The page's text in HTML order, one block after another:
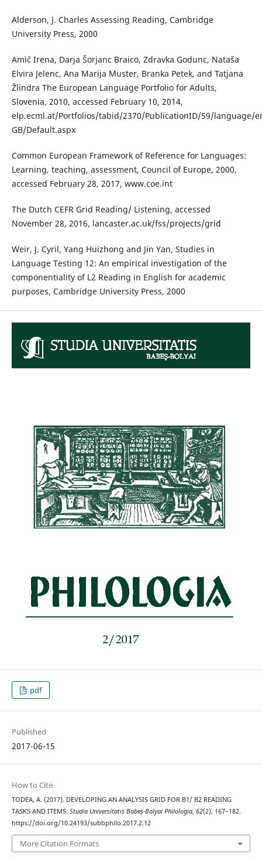
Alderson, J. Charles Assessing Reading, Cambridge
University Press, 2000
Amič Irena, Darja Šorjanc Braico, Zdravka Godunc, Nataša
Elvira Jelenc, Ana Marija Muster, Branka Petek, and Tatjana
Žlindra The European Language Portfolio for Adults,
Slovenia, 2010, accessed February 10, 2014,
elp.ecml.at/Portfolios/tabid/2370/PublicationID/59/language/
GB/Default.aspx
Common European Framework of Reference for Languages:
Learning, teaching, assessment, Council of Europe, 2000,
accessed February 28, 2017, www.coe.int
The Dutch CEFR Grid Reading/ Listening, accessed
November 28, 2016, lancaster.ac.uk/fss/projects/grid
Weir, J. Cyril, Yang Huizhong and Jin Yan, Studies in
Language Testing 12: An empirical investigation of the
componentiality of L2 Reading in English for academic
purposes, Cambridge University Press, 2000
pdf
Published
2017-06-15
How to Cite
TODEA, A. (2017). DEVELOPING AN ANALYSIS GRID FOR B1/ B2 READING
TASKS AND ITEMS. Studia Universitatis Babeș-Bolyai Philologia, 62(2), 167–182.
https://doi.org/10.24193/subbphilo.2017.2.12
More Citation Formats